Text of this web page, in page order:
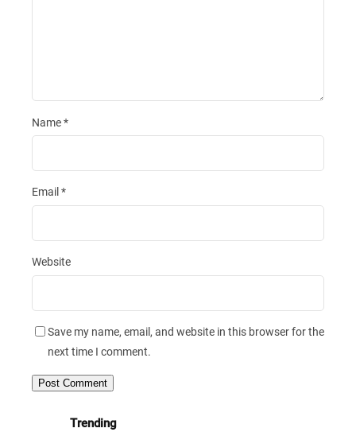
Name*
Email *
Website
Save my name, email, and website in this browser for the
next time I comment.
Trending